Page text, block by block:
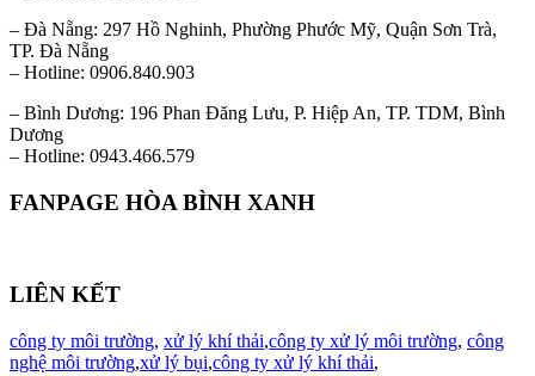
– Đà Nẵng: 297 Hồ Nghinh, Phường Phước Mỹ, Quận Sơn Trà,
TP. Đà Nẵng
– Hotline: 0906.840.903
– Bình Dương: 196 Phan Đăng Lưu, P. Hiệp An, TP. TDM, Bình
Dương
– Hotline: 0943.466.579
FANPAGE HÒA BÌNH XANH
LIÊN KẾT
công ty môi trường, xử lý khí thải,công ty xử lý môi trường, công
nghệ môi trường,xử lý bụi,công ty xử lý khí thải,